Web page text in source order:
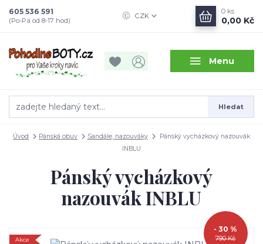
Menu
CZK
Hledat
605 536 591
(Po-Pá od 8-17 hod)
0 ks
0,00 Kč
Úvod Pánská obuv Sandále, nazouváky
Pánský vycházkový nazouvák
INBLU
Pánský vycházkový
nazouvák INBLU
Akce 790 Kč
- 30 %